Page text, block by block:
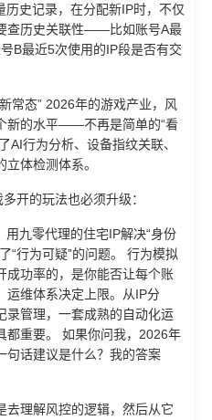
历史记录，在分配新IP时，不仅
查历史关联性——比如账号A最
B最近5次使用的IP段是否有交
常态” 2026年的游戏产业，风
新的水平——不再是简单的“看
AI行为分析、设备指纹关联、
体检测体系。
开的玩法也必须升级：
用九零代理的住宅IP解决“身份
“行为可疑”的问题。 行为模拟
成功率的，是你能否让每个账
运维体系决定上限。从IP分
录管理，一套成熟的自动化运
都重要。 如果你问我，2026年
句话建议是什么？我的答案
去理解风控的逻辑，然后从它